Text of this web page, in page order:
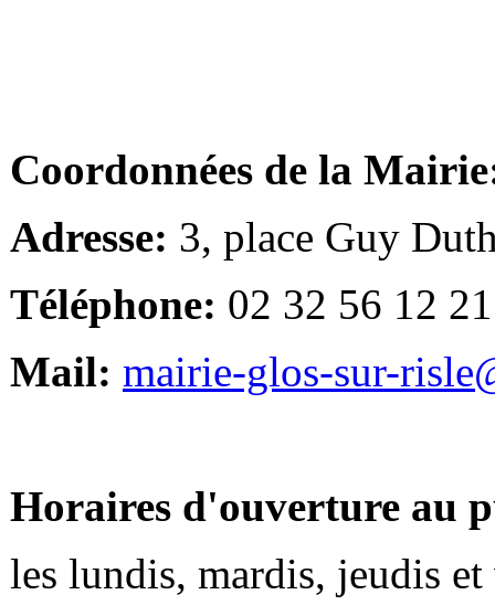
Coordonnées de la
Adresse: 3, place Guy
Téléphone: 02 32 56 12 21
Mail: mairie-glos-sur-
Horaires d'ouverture au
les lundis, mardis, jeudis et